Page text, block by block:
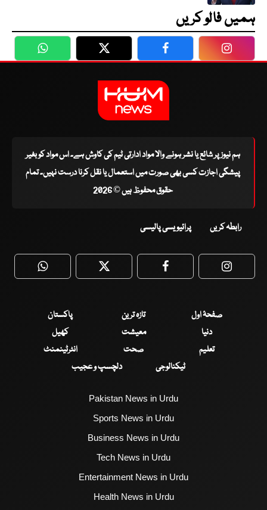
ہمیں فالو کریں
WhatsApp Twitter Facebook
ہم نیوز پر شائع یا نشر ہونے والا مواد ادارتی ٹیم کی کاوش ہے۔ اس مواد کو بغیر
پیشگی اجازت کسی بھی صورت میں استعمال یا نقل کرنا درست نہیں۔ تمام
حقوق محفوظ ہیں © 2026
رابطہ کریں پرائیویسی پالیسی
WhatsApp Twitter Facebook
صفحۂ اول تازہ ترین
پاکستان
دنیا
معیشت
کھیل
تعلیم
صحت
انٹرٹینمنٹ
ٹیکنالوجی
دلچسپ و عجیب
Pakistan News in Urdu
Sports News in Urdu
Business News in Urdu
Tech News in Urdu
Entertainment News in Urdu
Health News in Urdu